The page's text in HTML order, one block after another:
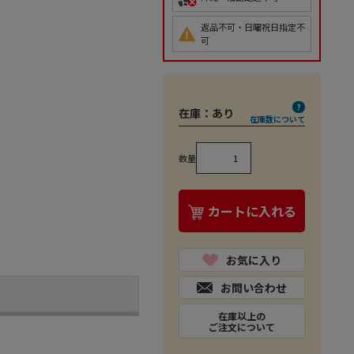
返品不可・日曜祝日指定不
可
在庫： あり 在庫数について
数量
カートに入れる
お気に入り
お問い合わせ
在庫以上の
ご注文について